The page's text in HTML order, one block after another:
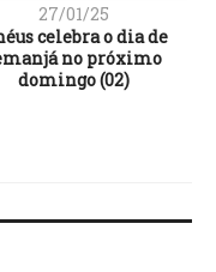
27/01/25
celebra o dia de
no próximo
domingo (02)